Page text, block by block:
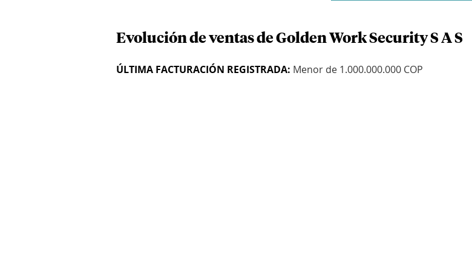
Evolución de ventas de Golden Work Security S A S
ÚLTIMA FACTURACIÓN REGISTRADA: Menor de 1.000.000.000 COP